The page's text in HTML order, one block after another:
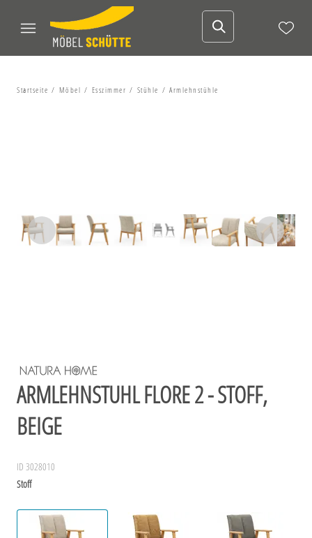
Startseite Möbel Esszimmer Stühle Armlehnstühle
ARMLEHNSTUHL FLORE 2 - STOFF,
BEIGE
ID 3028010
Stoff